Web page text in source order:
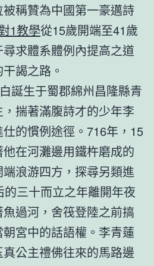
稱贊為中國第一豪邁詩
1教學從15歲開端至41歲
求體系體例內提高之道
謁之路。
誕生于蜀郡綿州昌隆縣青
揣著滿腹詩才的少年李
的慣例途徑。716年，15
在河灘邊用鐵杵磨成的
浪游四方，探尋另類進
三十而立之年離開年夜
過河，舍筏登陸之前搞
宮中的話語權。李青蓮
公主禮佛往來的馬路邊